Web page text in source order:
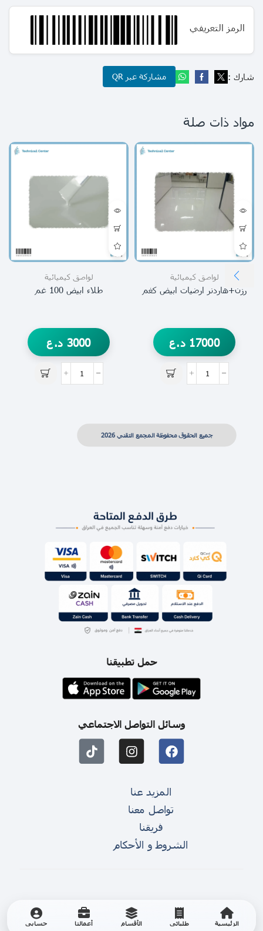
الرئيسية طلباتي الأقسام أعمالنا حسابي
الرمز التعريفي
شارك : مشاركة عبر QR
مواد ذات صلة
لواصق كيميائية
رزن+هاردنر ارضيات ابيض كغم
17000 د.ع
لواصق كيميائية
طلاء ابيض 100 غم
3000 د.ع
جميع الحقوق محفوظة المجمع التقني 2026
حمل تطبيقنا
وسائل التواصل الاجتماعي
المزيد عنا
تواصل معنا
فريقنا
الشروط و الأحكام